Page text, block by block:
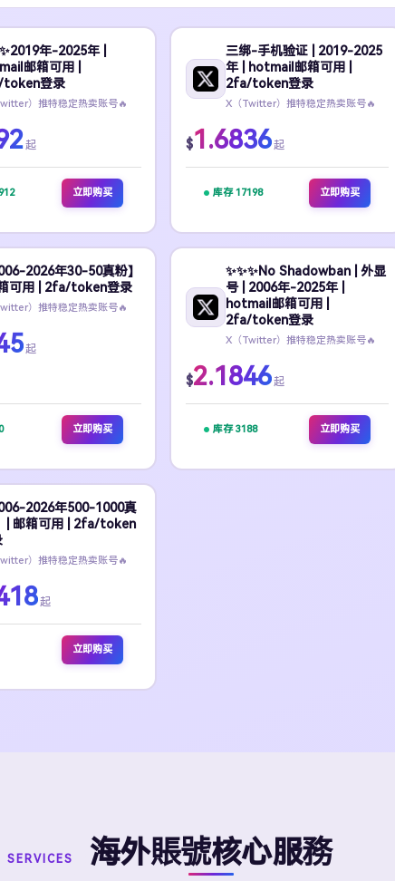
年-2025年 |
邮箱可用 |
登录
）推特稳定热卖账号🔥
起
立即购买
三绑-手机验证 | 2019-2025
年 | hotmail邮箱可用 |
2fa/token登录
X（Twitter）推特稳定热卖账号🔥
$1.6836起
库存 17198 立即购买
2026年30-50真粉】
箱可用 | 2fa/token登录
）推特稳定热卖账号🔥
起
立即购买
✨️✨️✨️No Shadowban | 外显
号 | 2006年-2025年 |
hotmail邮箱可用 |
2fa/token登录
X（Twitter）推特稳定热卖账号🔥
$2.1846起
库存 3188 立即购买
2026年500-1000真
| 邮箱可用 | 2fa/token
）推特稳定热卖账号🔥
起
立即购买
SERVICES 海外賬號核心服務